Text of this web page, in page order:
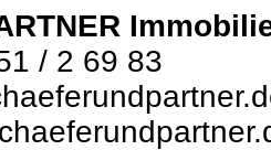
/ 2 69 83